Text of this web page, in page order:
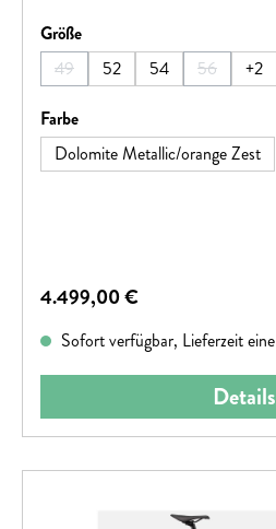
Offroad-Tour oder Wettkampf –
ans Ziel.
Größeauswählen
49
(Diese Option ist zurzeit nicht
52 54 56
(Diese
+2
Farbeauswählen
Dolomite Metallic/orange Zest
Regulärer Preis:
4.499,00 €
Sofort verfügbar, Lieferzeit
Details